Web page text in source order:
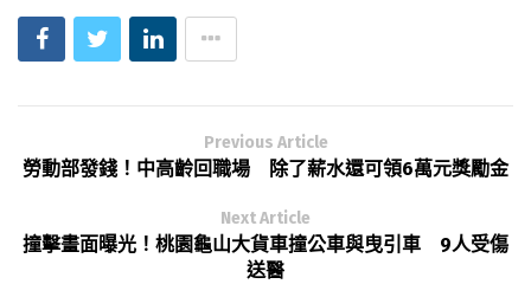
Previous Article
勞動部發錢！中高齡回職場 除了薪水還可領6萬元獎勵金
Next Article
撞擊畫面曝光！桃園龜山大貨車撞公車與曳引車 9人受傷
送醫